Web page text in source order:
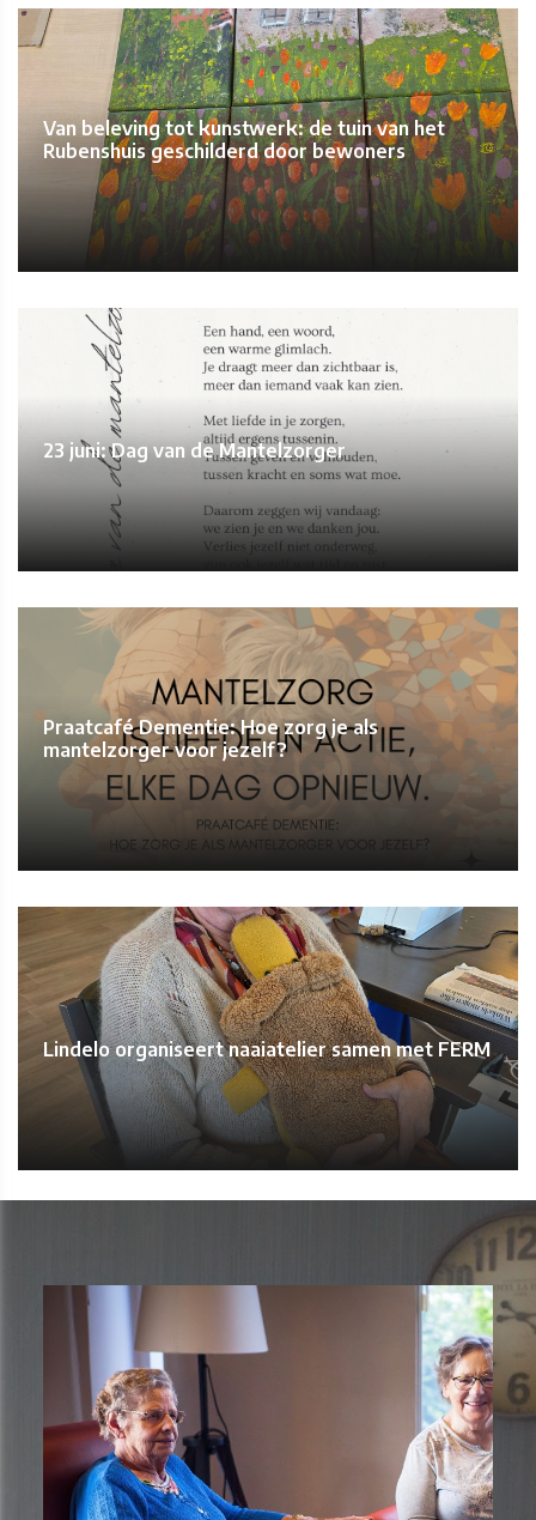
Van beleving tot kunstwerk: de tuin van het
Rubenshuis geschilderd door bewoners
23 juni: Dag van de Mantelzorger
Praatcafé Dementie: Hoe zorg je als
mantelzorger voor jezelf?
Lindelo organiseert naaiatelier samen met FERM